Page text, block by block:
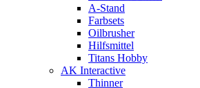
A-Stand
Farbsets
Oilbrusher
Hilfsmittel
Titans Hobby
AK Interactive
Thinner